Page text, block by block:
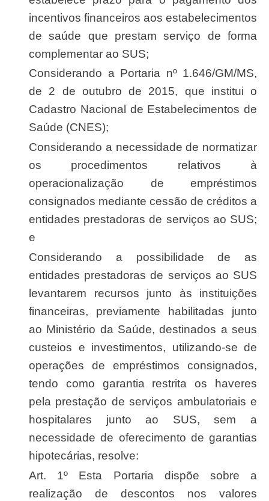
incentivos financeiros aos estabelecimentos
de saúde que prestam serviço de forma
complementar ao SUS;
Considerando a Portaria nº 1.646/GM/MS,
de 2 de outubro de 2015, que institui o
Cadastro Nacional de Estabelecimentos de
Saúde (CNES);
Considerando a necessidade de normatizar
os procedimentos relativos à
operacionalização de empréstimos
consignados mediante cessão de créditos a
entidades prestadoras de serviços ao SUS;
e
Considerando a possibilidade de as
entidades prestadoras de serviços ao SUS
levantarem recursos junto às instituições
financeiras, previamente habilitadas junto
ao Ministério da Saúde, destinados a seus
custeios e investimentos, utilizando-se de
operações de empréstimos consignados,
tendo como garantia restrita os haveres
pela prestação de serviços ambulatoriais e
hospitalares junto ao SUS, sem a
necessidade de oferecimento de garantias
hipotecárias, resolve:
Art. 1º Esta Portaria dispõe sobre a
realização de descontos nos valores